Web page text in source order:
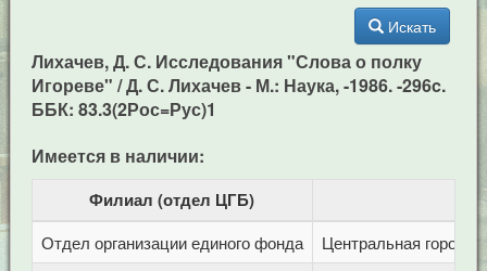
Искать
Лихачев, Д. С. Исследования "Слова о полку
Игореве" / Д. С. Лихачев - М.: Наука, -1986. -296c.
ББК: 83.3(2Рос=Рус)1
Имеется в наличии:
Филиал (отдел ЦГБ)
Отдел организации единого фонда
Центральная